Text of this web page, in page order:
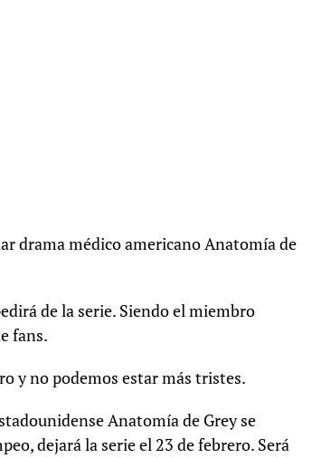
drama médico americano Anatomía de
de la serie. Siendo el miembro
fans.
y no podemos estar más tristes.
Anatomía de Grey se
dejará la serie el 23 de febrero. Será